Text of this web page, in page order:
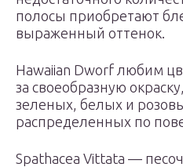
полосы приобретают
выраженный оттенок.
Hawaiian Dworf любим
за своеобразную
зеленых, белых и
распределенных по
Spathacea Vittata —